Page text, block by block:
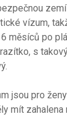
vízum,
měsíců po
s
jsou pro
mít